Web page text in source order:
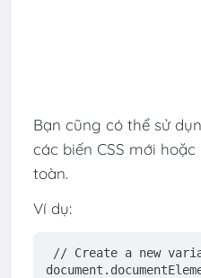
Bạn cũng có thể sử
các biến CSS mới
toàn.
Ví dụ:
// Create a new
document